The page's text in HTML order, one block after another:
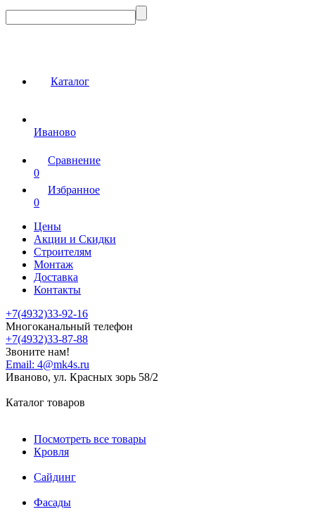
Каталог
Иваново
Сравнение
0
Избранное
0
Цены
Акции и Скидки
Строителям
Монтаж
Доставка
Контакты
+7(4932)33-92-16
Многоканальный телефон
+7(4932)33-87-88
Звоните нам!
Email: 4@mk4s.ru
Иваново, ул. Красных зорь 58/2
Каталог товаров
Посмотреть все товары
Кровля
Сайдинг
Фасады